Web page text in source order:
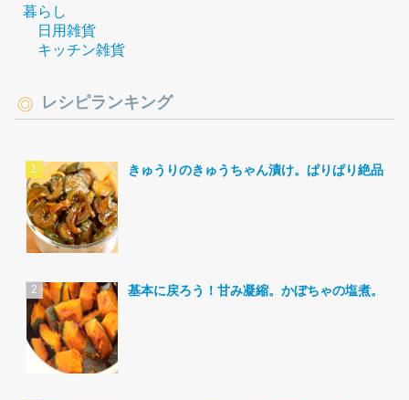
暮らし
日用雑貨
キッチン雑貨
レシピランキング
きゅうりのきゅうちゃん漬け。ぱりぱり絶品。
基本に戻ろう！甘み凝縮。かぼちゃの塩煮。